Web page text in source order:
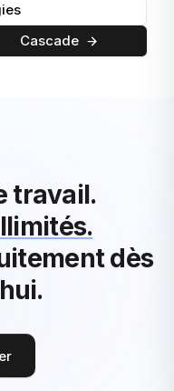
Cascade
travail.
dès